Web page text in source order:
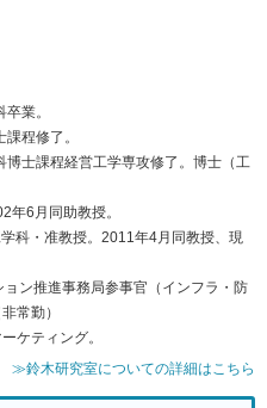
業。
程修了。
士課程経営工学専攻修了。博士（工
年6月同助教授。
科・准教授。2011年4月同教授、現
ン推進事務局参事官（インフラ・防
常勤）
ケティング。
≫鈴木研究室についての詳細はこちら